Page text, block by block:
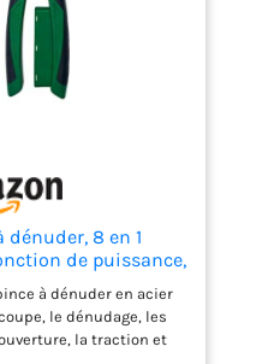
et permet un travail
électriciens exigeants.
Cette pince électrique
pour les électriciens,
dénuder, 8 en 1
de puissance,
avec testeur de
électricien, pince
à dénuder
à dénuder en acier
le dénudage, les
la traction et